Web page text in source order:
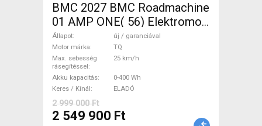
BMC 2027 BMC Roadmachine
01 AMP ONE( 56) Elektromos
Országúti / Gravel TQ új /
garanciával ELADÓ
Állapot
új / garanciával
Motor márka
TQ
Max. sebesség
rásegítéssel
25 km/h
Akku kapacitás
0-400 Wh
Keres / Kínál
ELADÓ
2 999 000 Ft
2 549 900 Ft